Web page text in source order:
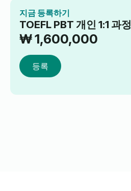
지금 등록하기
TOEFL PBT 개인 1:1 과정
₩1,600,000
등록